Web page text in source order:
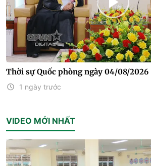
Thời sự Quốc phòng ngày 04/08/2026
1 ngày trước
VIDEO MỚI NHẤT